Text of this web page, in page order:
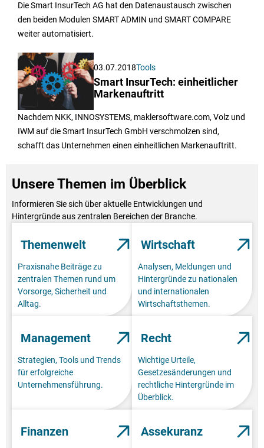
Die Smart InsurTech AG hat den Datenaustausch zwischen
den beiden Modulen SMART ADMIN und SMART COMPARE
weiter automatisiert.
03.07.2018Tools
Smart InsurTech: einheitlicher
Markenauftritt
Nachdem NKK, INNOSYSTEMS, maklersoftware.com, Volz und
IWM auf die Smart InsurTech GmbH verschmolzen sind,
schafft das Unternehmen einen einheitlichen Markenauftritt.
Unsere Themen im Überblick
Informieren Sie sich über aktuelle Entwicklungen und
Hintergründe aus zentralen Bereichen der Branche.
Themenwelt
Praxisnahe Beiträge zu
zentralen Themen rund um
Vorsorge, Sicherheit und
Alltag.
Wirtschaft
Analysen, Meldungen und
Hintergründe zu nationalen
und internationalen
Wirtschaftsthemen.
Management
Strategien, Tools und Trends
für erfolgreiche
Unternehmensführung.
Recht
Wichtige Urteile,
Gesetzesänderungen und
rechtliche Hintergründe im
Überblick.
Finanzen Assekuranz